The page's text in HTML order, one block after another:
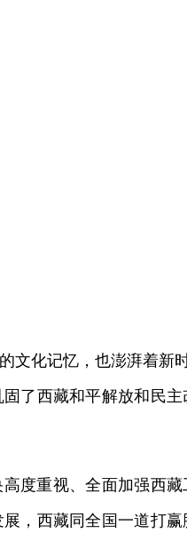
化记忆，也澎湃着新
了西藏和平解放和民
重视、全面加强西藏
，西藏同全国一道打